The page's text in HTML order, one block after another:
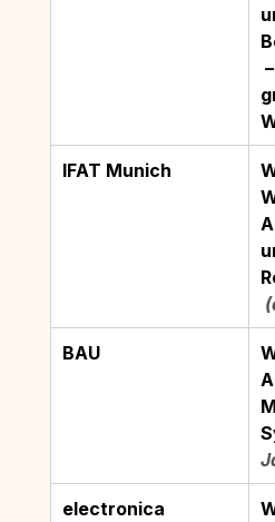
IFAT Munich
BAU
electronica